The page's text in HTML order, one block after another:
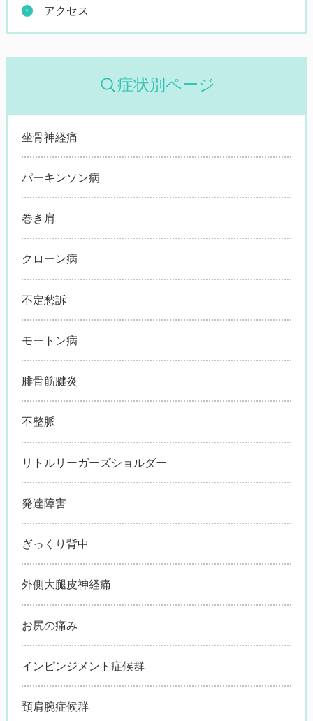
アクセス
症状別ページ
坐骨神経痛
パーキンソン病
巻き肩
クローン病
不定愁訴
モートン病
腓骨筋腱炎
不整脈
リトルリーガーズショルダー
発達障害
ぎっくり背中
外側大腿皮神経痛
お尻の痛み
インピンジメント症候群
頚肩腕症候群